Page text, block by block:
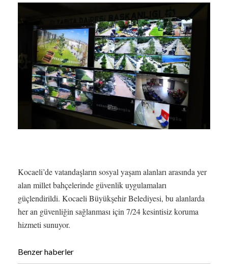
Kocaeli’de vatandaşların sosyal yaşam alanları arasında yer
alan millet bahçelerinde güvenlik uygulamaları
güçlendirildi. Kocaeli Büyükşehir Belediyesi, bu alanlarda
her an güvenliğin sağlanması için 7/24 kesintisiz koruma
hizmeti sunuyor.
Benzer haberler